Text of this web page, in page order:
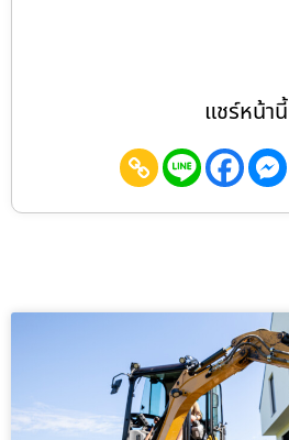
แชร์หน้านี้